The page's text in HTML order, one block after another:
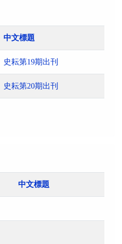
中文標題
史耘第19期出刊
史耘第20期出刊
中文標題